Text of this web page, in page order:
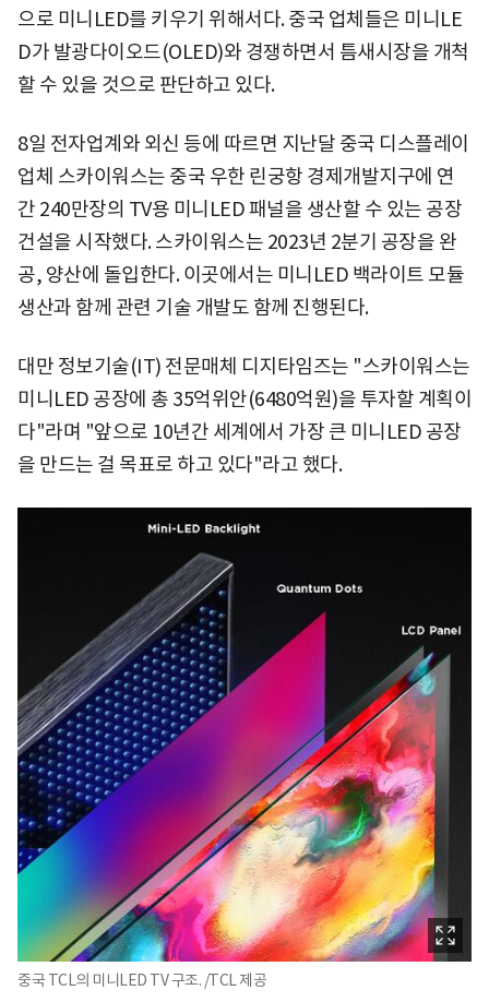
으로 미니LED를 키우기 위해서다. 중국 업체들은 미니LE
D가 발광다이오드(OLED)와 경쟁하면서 틈새시장을 개척
할 수 있을 것으로 판단하고 있다.
8일 전자업계와 외신 등에 따르면 지난달 중국 디스플레이
업체 스카이워스는 중국 우한 린궁항 경제개발지구에 연
간 240만장의 TV용 미니LED 패널을 생산할 수 있는 공장
건설을 시작했다. 스카이워스는 2023년 2분기 공장을 완
공, 양산에 돌입한다. 이곳에서는 미니LED 백라이트 모듈
생산과 함께 관련 기술 개발도 함께 진행된다.
대만 정보기술(IT) 전문매체 디지타임즈는 "스카이워스는
미니LED 공장에 총 35억위안(6480억원)을 투자할 계획이
다"라며 "앞으로 10년간 세계에서 가장 큰 미니LED 공장
을 만드는 걸 목표로 하고 있다"라고 했다.
중국 TCL의 미니LED TV 구조. /TCL 제공